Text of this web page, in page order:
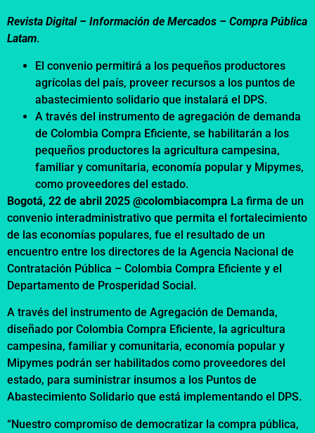
Revista Digital – Información de Mercados – Compra Pública
Latam.
El convenio permitirá a los pequeños productores
agrícolas del país, proveer recursos a los puntos de
abastecimiento solidario que instalará el DPS.
A través del instrumento de agregación de demanda
de Colombia Compra Eficiente, se habilitarán a los
pequeños productores la agricultura campesina,
familiar y comunitaria, economía popular y Mipymes,
como proveedores del estado.
Bogotá, 22 de abril 2025 @colombiacompra La firma de un
convenio interadministrativo que permita el fortalecimiento
de las economías populares, fue el resultado de un
encuentro entre los directores de la Agencia Nacional de
Contratación Pública – Colombia Compra Eficiente y el
Departamento de Prosperidad Social.
A través del instrumento de Agregación de Demanda,
diseñado por Colombia Compra Eficiente, la agricultura
campesina, familiar y comunitaria, economía popular y
Mipymes podrán ser habilitados como proveedores del
estado, para suministrar insumos a los Puntos de
Abastecimiento Solidario que está implementando el DPS.
“Nuestro compromiso de democratizar la compra pública,